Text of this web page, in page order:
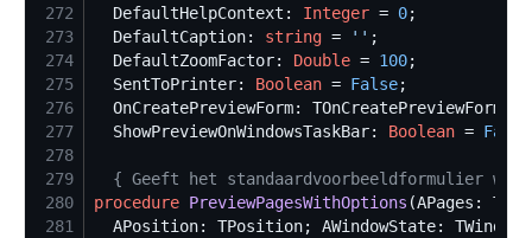
272
  DefaultHelpContext:
Integer = 0
273
  DefaultCaption:
string = ' '
274
  DefaultZoomFactor:
Double = 100
275
  SentToPrinter:
Boolean = False
276
OnCreatePreviewForm:
277
  ShowPreviewOnWindowsTaskBar:
Boolean = False
278
279
{ Geeft het standaardvoorbeeldformulier
280
procedure PreviewPagesWithOptions (APages:
281
APosition: TPosition; AWindowState: